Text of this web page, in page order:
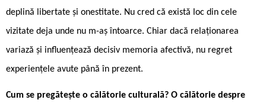
deplină libertate și onestitate. Nu cred că există loc din cele
vizitate deja unde nu m-aș întoarce. Chiar dacă relaționarea
variază și influențează decisiv memoria afectivă, nu regret
experiențele avute până în prezent.
Cum se pregătește o călătorie culturală? O călătorie despre